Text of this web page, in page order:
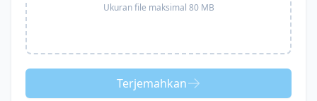
Ukuran file maksimal 80 MB
Terjemahkan